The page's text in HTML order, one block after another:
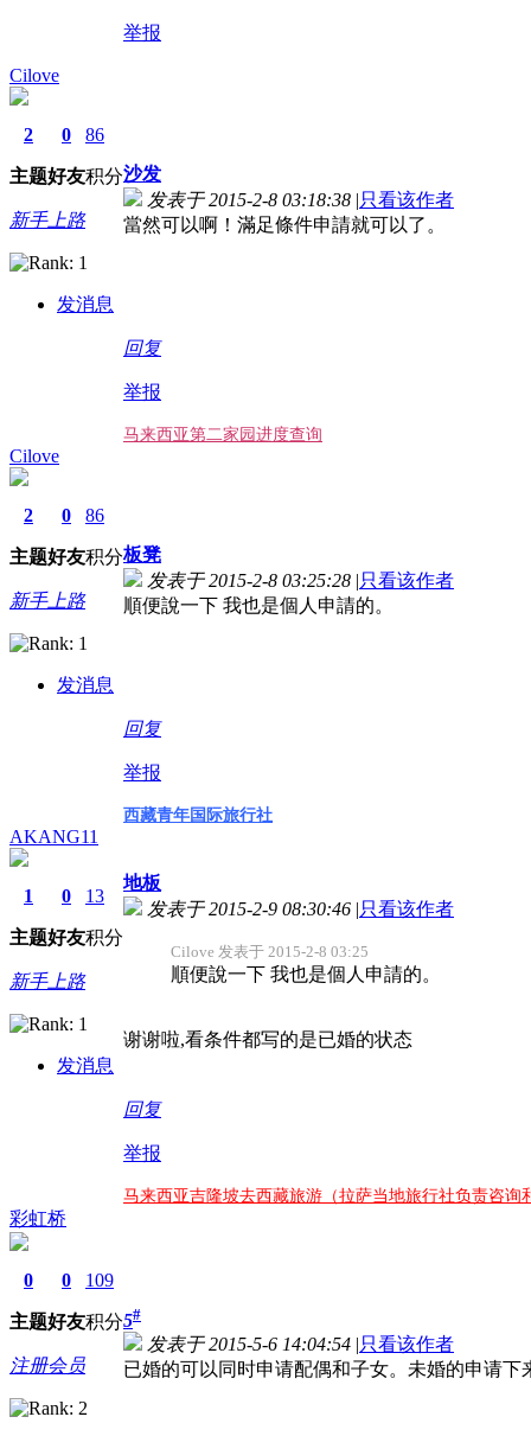
举报
Cilove
2
主题
0
好友
86
积分
新手上路
发消息
沙发
发表于 2015-2-8 03:18:38 |只看该作者
當然可以啊！滿足條件申請就可以了。
回复
举报
马来西亚第二家园进度查询
Cilove
2
主题
0
好友
86
积分
新手上路
发消息
板凳
发表于 2015-2-8 03:25:28 |只看该作者
順便說一下 我也是個人申請的。
回复
举报
西藏青年国际旅行社
AKANG11
1
主题
0
好友
13
积分
新手上路
发消息
地板
发表于 2015-2-9 08:30:46 |只看该作者
Cilove 发表于 2015-2-8 03:25
順便說一下 我也是個人申請的。
谢谢啦,看条件都写的是已婚的状态
回复
举报
马来西亚吉隆坡去西藏旅游（拉萨当地旅行社负责咨询
彩虹桥
0
主题
0
好友
109
积分
注册会员
5#
发表于 2015-5-6 14:04:54 |只看该作者
已婚的可以同时申请配偶和子女。未婚的申请下